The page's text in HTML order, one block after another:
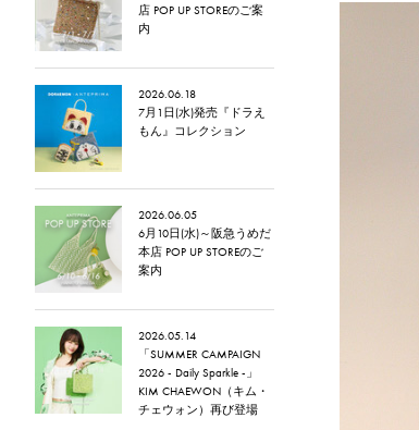
店 POP UP STOREのご案
内
2026.06.18
7月1日(水)発売『ドラえ
もん』コレクション
2026.06.05
6月10日(水)～阪急うめだ
本店 POP UP STOREのご
案内
2026.05.14
「SUMMER CAMPAIGN
2026 - Daily Sparkle -」
KIM CHAEWON（キム・
チェウォン）再び登場